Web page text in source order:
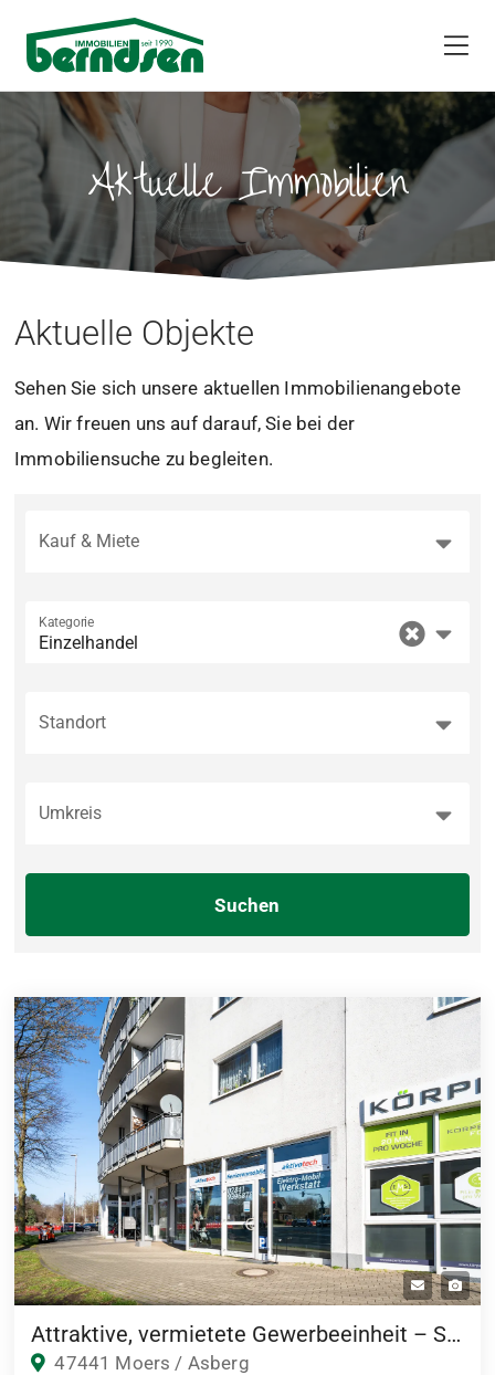
Aktuelle Immobilien
Aktuelle Objekte
Sehen Sie sich unsere aktuellen Immobilienangebote
an. Wir freuen uns auf darauf, Sie bei der
Immobiliensuche zu begleiten.
Kauf & Miete
Kategorie
Einzelhandel
Standort
Umkreis
Suchen
Attraktive, vermietete Gewerbeeinheit – Solide Kapitalanlage mit etablierter Mietsituation
47441 Moers / Asberg